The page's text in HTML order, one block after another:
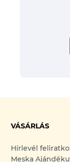
VÁSÁRLÁS
Hírlevél
Meska